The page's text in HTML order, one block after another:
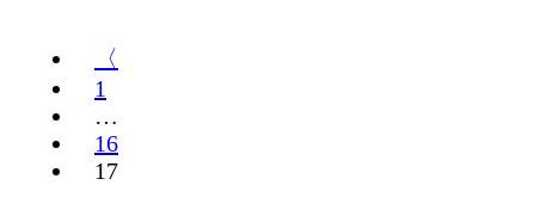
〈
1
…
16
17